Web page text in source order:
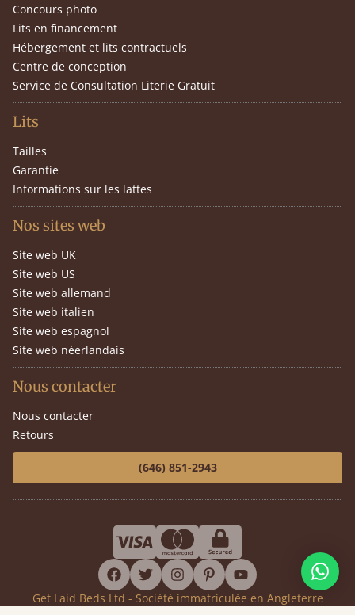
Concours photo
Lits en financement
Hébergement et lits contractuels
Centre de conception
Service de Consultation Literie Gratuit
Lits
Tailles
Garantie
Informations sur les lattes
Nos sites web
Site web UK
Site web US
Site web allemand
Site web italien
Site web espagnol
Site web néerlandais
Nous contacter
Nous contacter
Retours
(646) 851-2943
facebook
twitterinstagram
pinterestyoutube
Get Laid Beds Ltd - Société immatriculée en Angleterre